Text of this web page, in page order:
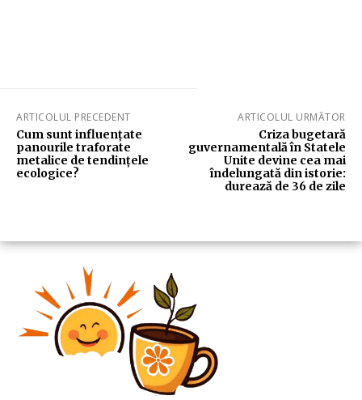
ARTICOLUL PRECEDENT
Cum sunt influențate
panourile traforate
metalice de tendințele
ecologice?
ARTICOLUL URMĂTOR
Criza bugetară
guvernamentală în Statele
Unite devine cea mai
îndelungată din istorie:
durează de 36 de zile